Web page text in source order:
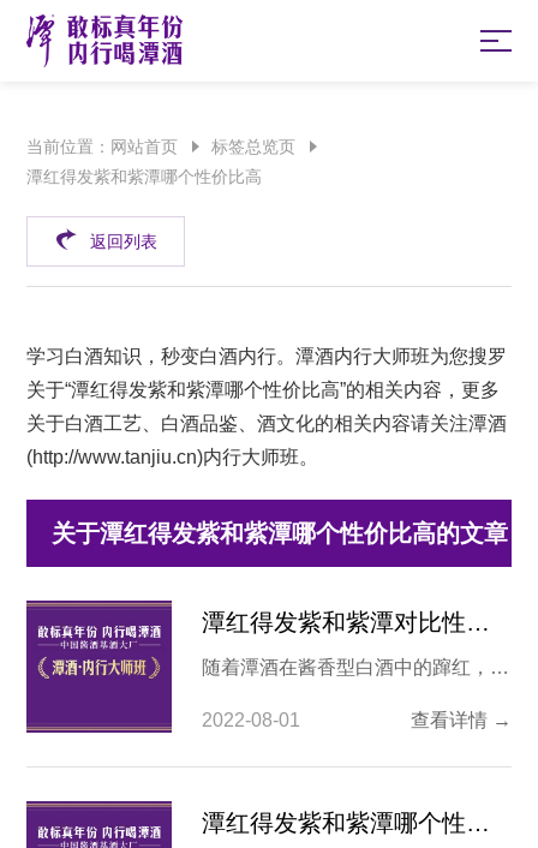
当前位置： 网站首页
标签总览页
潭红得发紫和紫潭哪个性价比高
返回列表
学习白酒知识，秒变白酒内行。潭酒内行大师班为您搜罗
关于“潭红得发紫和紫潭哪个性价比高”的相关内容，更多
关于白酒工艺、白酒品鉴、酒文化的相关内容请关注潭酒
(http://www.tanjiu.cn)内行大师班。
关于潭红得发紫和紫潭哪个性价比高的文章
潭红得发紫和紫潭对比性价比如何?
随着潭酒在酱香型白酒中的蹿红，越
之前的差异。毕竟潭酒的产品种类不
少，而且主打的市场也不相同。对于
都可以作为中端产品，他们谁更好一
2022-08-01 查看详情 →
潭红得发紫和紫潭哪个性价比高？